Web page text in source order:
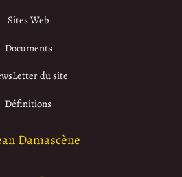
Sites Web
Documents
du site
Définitions
Damascène